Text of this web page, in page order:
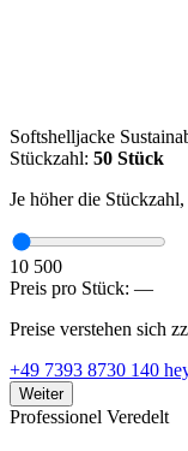
Softshelljacke
Stückzahl: 50 Stück
Je höher die
10 500
Preis pro Stück: —
Preise verstehen sich
+49 7393 8730 140
Weiter
Professionel Veredelt